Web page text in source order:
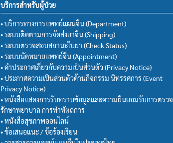
บริการสำหรับผู้ป่วย
• บริการทางการแพทย์แผนจีน (Department)
• ระบบติดตามการจัดส่งยาจีน (Shipping)
• ระบบตรวจสอบสถานะใบยา (Check Status)
• ระบบนัดหมายแพทย์จีน (Appointment)
• คำประกาศเกี่ยวกับความเป็นส่วนตัว (Privacy Notice)
• ประกาศความเป็นส่วนตัวด้านกิจกรรม นิทรรศการ (Event
Privacy Notice)
• หนังสือแสดงการรับทราบข้อมูลและความยินยอมรับการตรวจ
รักษาพยาบาล การทำหัตถการ
• หนังสือสุขภาพออนไลน์
• ข้อเสนอแนะ / ข้อร้องเรียน